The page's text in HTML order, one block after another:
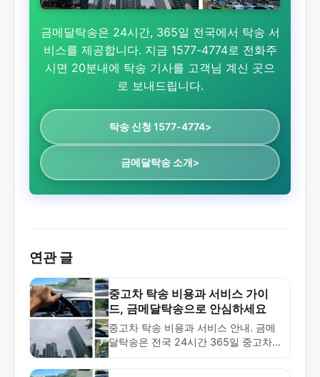
금메달탁송은 24시간, 365일 전국에서 탁송 서
비스를 제공합니다. 지금 1577-4774로 전화주
시면 20분내에 탁송 기사를 고객님 계신 곳으
로 보내드립니다.
탁송 신청 1577-4774>
금메달탁송 소개>
연관 글
중고차 탁송 비용과 서비스 가이
드, 금메달탁송으로 안심하세요
중고차 탁송 비용과 서비스 안내. 금메
달탁송은 전국 24시간 365일 중고차